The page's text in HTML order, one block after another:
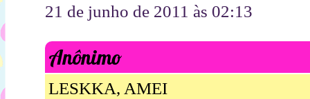
21 de junho de 2011 às 02:13
Anônimo
LESKKA, AMEI